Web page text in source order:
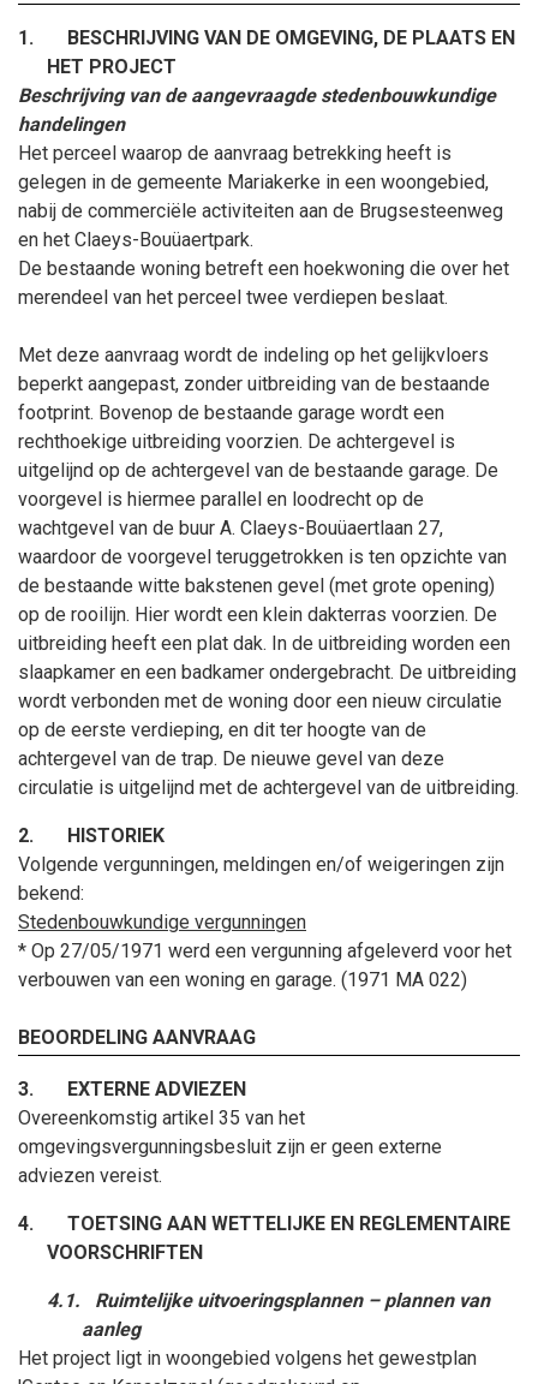
1.
BESCHRIJVING VAN DE OMGEVING, DE PLAATS EN
HET PROJECT
Beschrijving van de aangevraagde stedenbouwkundige
handelingen
Het perceel waarop de aanvraag betrekking heeft is
gelegen in de gemeente Mariakerke in een woongebied,
nabij de commerciële activiteiten aan de Brugsesteenweg
en het Claeys-Bouüaertpark.
De bestaande woning betreft een hoekwoning die over het
merendeel van het perceel twee verdiepen beslaat.
Met deze aanvraag wordt de indeling op het gelijkvloers
beperkt aangepast, zonder uitbreiding van de bestaande
footprint. Bovenop de bestaande garage wordt een
rechthoekige uitbreiding voorzien. De achtergevel is
uitgelijnd op de achtergevel van de bestaande garage. De
voorgevel is hiermee parallel en loodrecht op de
wachtgevel van de buur A. Claeys-Bouüaertlaan 27,
waardoor de voorgevel teruggetrokken is ten opzichte van
de bestaande witte bakstenen gevel (met grote opening)
op de rooilijn. Hier wordt een klein dakterras voorzien. De
uitbreiding heeft een plat dak. In de uitbreiding worden een
slaapkamer en een badkamer ondergebracht. De uitbreiding
wordt verbonden met de woning door een nieuw circulatie
op de eerste verdieping, en dit ter hoogte van de
achtergevel van de trap. De nieuwe gevel van deze
circulatie is uitgelijnd met de achtergevel van de uitbreiding.
2.
HISTORIEK
Volgende vergunningen, meldingen en/of weigeringen zijn
bekend:
Stedenbouwkundige vergunningen
* Op 27/05/1971 werd een vergunning afgeleverd voor het
verbouwen van een woning en garage. (1971 MA 022)
BEOORDELING AANVRAAG
3.
EXTERNE ADVIEZEN
Overeenkomstig artikel 35 van het
omgevingsvergunningsbesluit zijn er geen externe
adviezen vereist.
4.
TOETSING AAN WETTELIJKE EN REGLEMENTAIRE
VOORSCHRIFTEN
4.1.
Ruimtelijke uitvoeringsplannen – plannen van
aanleg
Het project ligt in woongebied volgens het gewestplan